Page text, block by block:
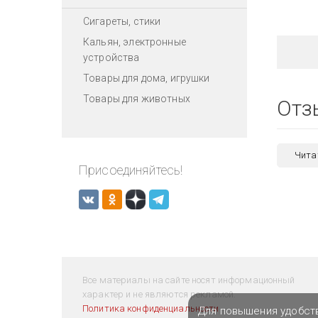
Сигареты, стики
Кальян, электронные
устройства
Товары для дома, игрушки
Товары для животных
Присоединяйтесь!
Все материалы на сайте носят информационный
характер и не являются рекламой.
Политика конфиденциальностиДля повышения